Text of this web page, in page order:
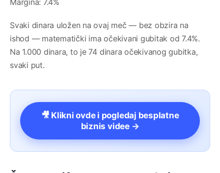
Margina: 7.4%
Svaki dinara uložen na ovaj meč — bez obzira na
ishod — matematički ima očekivani gubitak od 7.4%.
Na 1.000 dinara, to je 74 dinara očekivanog gubitka,
svaki put.
🎥 Klikni ovde i pogledaj besplatne
biznis videe →